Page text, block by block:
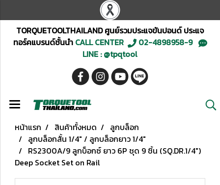
TORQUETOOLTHAILAND ศูนย์รวมประแจขันปอนด์ ประแจ
ทอร์คแบรนด์ชั้นนำCALL CENTER
02-4898958-9
LINE : @tpqtool
หน้าแรก สินค้าทั้งหมด
ลูกบล็อก
ลูกบล็อกสั้น 1/4" / ลูกบล็อกยาว 1/4"
RS2300A/9 ลูกบ็อกซ์ ยาว 6P ชุด 9 ชิ้น (SQ.DR.1/4")
Deep Socket Set on Rail